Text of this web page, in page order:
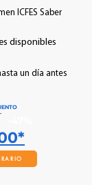
ICFES Saber
disponibles
un día antes